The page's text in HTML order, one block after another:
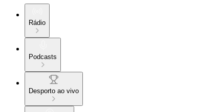
Rádio
Podcasts
Desporto ao vivo